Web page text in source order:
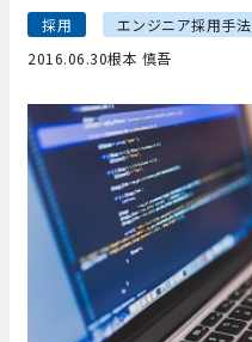
採用
エンジニア採用手法
2016.06.30根本 慎吾